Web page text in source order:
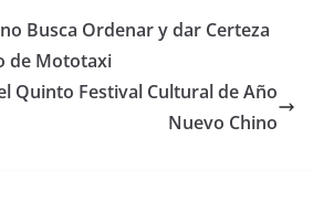
Busca Ordenar y dar Certeza
de Mototaxi
Quinto Festival Cultural de Año
Nuevo Chino